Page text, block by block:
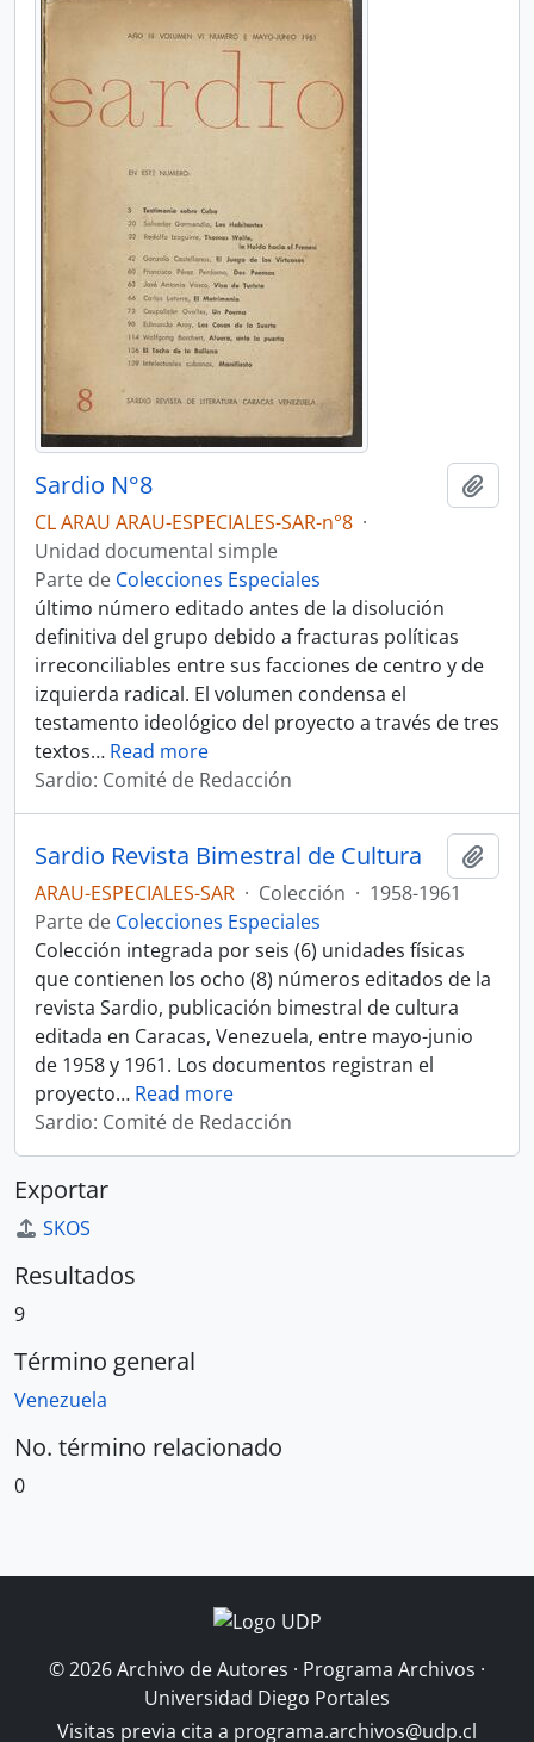
Sardio N°8
CL ARAU ARAU-ESPECIALES-SAR-n°8 ·
Unidad documental simple
Parte de Colecciones Especiales
último número editado antes de la disolución
definitiva del grupo debido a fracturas políticas
irreconciliables entre sus facciones de centro y de
izquierda radical. El volumen condensa el
testamento ideológico del proyecto a través de tres
textos… Read more
Sardio: Comité de Redacción
Sardio Revista Bimestral de Cultura
ARAU-ESPECIALES-SAR · Colección · 1958-1961
Parte de Colecciones Especiales
Colección integrada por seis (6) unidades físicas
que contienen los ocho (8) números editados de la
revista Sardio, publicación bimestral de cultura
editada en Caracas, Venezuela, entre mayo-junio
de 1958 y 1961. Los documentos registran el
proyecto… Read more
Sardio: Comité de Redacción
Exportar
SKOS
Resultados
9
Término general
Venezuela
No. término relacionado
0
© 2026 Archivo de Autores · Programa Archivos ·
Universidad Diego Portales
Visitas previa cita a programa.archivos@udp.cl